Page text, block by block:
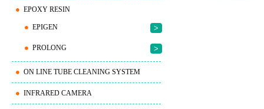
EPOXY RESIN
EPIGEN >
PROLONG >
ON LINE TUBE CLEANING SYSTEM
INFRARED CAMERA